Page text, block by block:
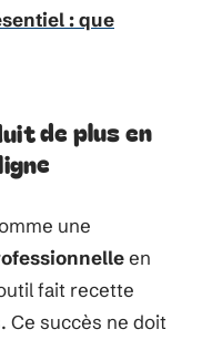
: que
de plus en
une
en
fait recette
Ce succès ne doit